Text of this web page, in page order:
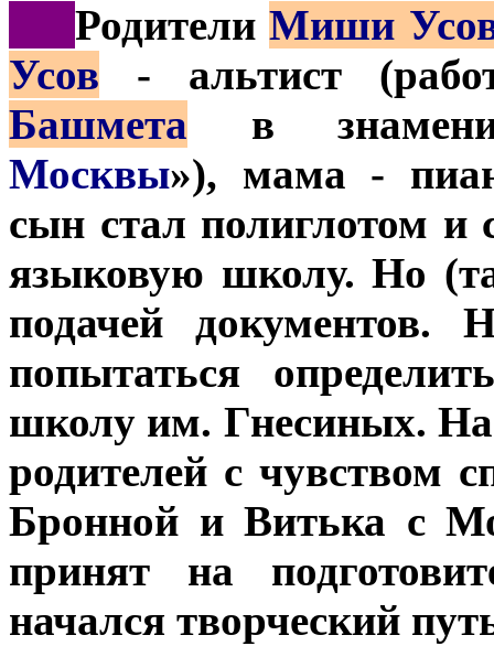
РодителиМиши
Усов - альтист
Башмета в
Москвы»), мама -
сын стал полиглотом и
языковую школу. Но
подачей документов.
попытаться
школу им. Гнесиных. На
родителей с чувством
Бронной и Витька с
принят на
начался творческий